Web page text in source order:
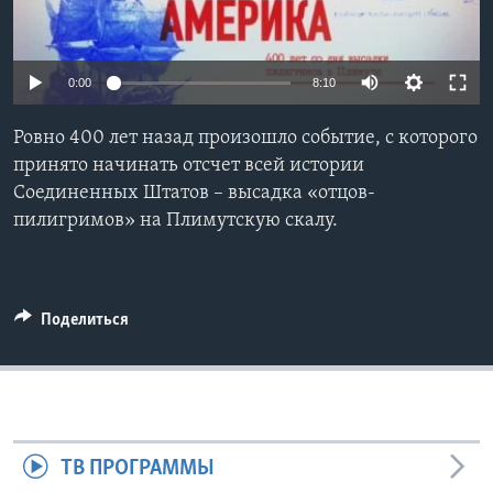
Learning English
СОЦИАЛЬНЫЕ СЕТИ
Языки
0:00 8:10
Ровно 400 лет назад произошло событие, с которого
принято начинать отсчет всей истории
Соединенных Штатов – высадка «отцов-
пилигримов» на Плимутскую скалу.
Поделиться
ТВ ПРОГРАММЫ